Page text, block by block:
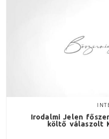
Irodalmi Jelen
költő válaszolt